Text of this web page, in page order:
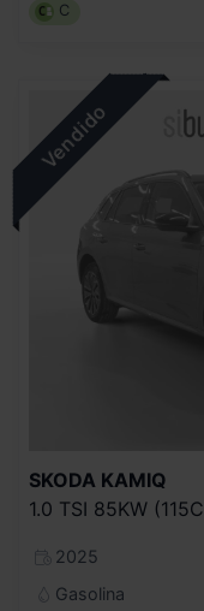
C
SKODA KAMIQ
1.0 TSI 85KW
2025
Gasolina